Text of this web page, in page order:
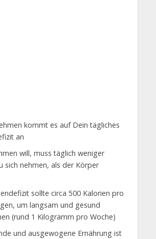
kommt es auf Dein tägliches
an
will, muss täglich weniger
sich nehmen, als der Körper
sollte circa 500 Kalorien pro
um langsam und gesund
(rund 1 Kilogramm pro Woche)
und ausgewogene Ernährung ist